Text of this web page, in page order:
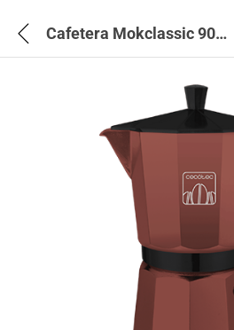
Cafetera Mokclassic 900 Garnet Italian Coffee Machine – 1664